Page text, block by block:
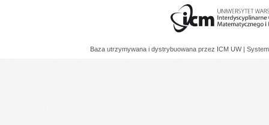
Baza utrzymywana i dystrybuowana przez ICM UW |